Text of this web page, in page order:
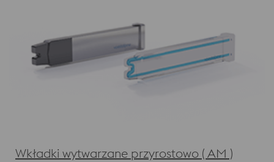
Wkładki wytwarzane przyrostowo ( AM )